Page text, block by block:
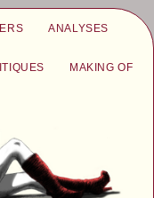
ANALYSES
MAKING OF